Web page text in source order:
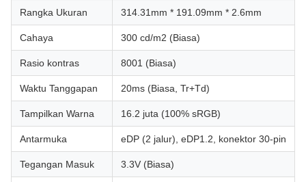
Rangka Ukuran 314.31mm * 191.09mm * 2.6mm
Cahaya 300 cd/m2 (Biasa)
Rasio kontras 8001 (Biasa)
Waktu Tanggapan 20ms (Biasa, Tr+Td)
Tampilkan Warna 16.2 juta (100% sRGB)
Antarmuka eDP (2 jalur), eDP1.2, konektor 30-pin
Tegangan Masuk 3.3V (Biasa)